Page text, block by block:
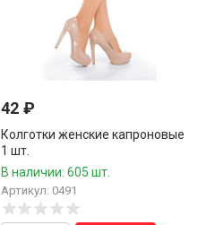
42₽
Колготки женские капроновые
1 шт.
В наличии: 605 шт.
Артикул: 0491